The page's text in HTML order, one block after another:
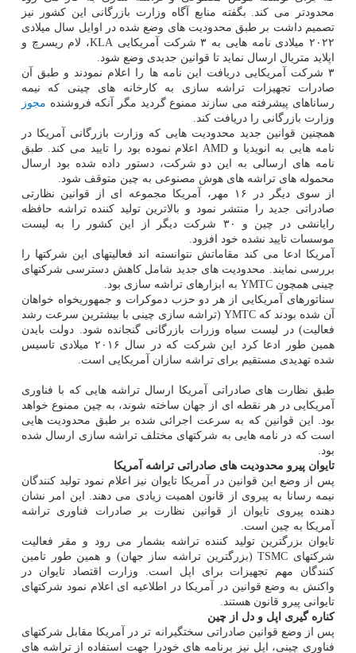
محدودتر می کند. بگفته منابع آگاه وزارت بازرگانی این کشور نیز
تصمیم داشت بر طبق محدودیت های وضع شده در اوایل سال میلادی
۲۰۲۲ میلادی نامه هایی به ۳ شرکت آمریکایی KLA، لام ریسرچ و
اپلاید متریال ارسال نماید تا قوانین جدیدی وضع شود.
۳ شرکت آمریکایی دریافت این نامه ها را اعلام نمودند و طبق آن
صادرات تجهیزات تراشه سازی به کارخانه های چینی که نیمه
رساناهای پیشرفته می سازند ممنوع گردید مگر آنکه فروشنده مجوز
وزارت بازرگانی را دریافت کند.
همچنین قوانین جدید محدودیت هایی که وزارت بازرگانی آمریکا در
نامه هایی به انویدیا و AMD اعلام نموده بود را تایید می کند. طبق
نامه های ارسالی به این دو شرکت، دستور داده شده بود ارسال
محموله های تراشه های هوش مصنوعی به چین متوقف شود.
از سوی دیگر در ۱۶ مهر، آمریکا مجموعه ای از قوانین نظارتی
صادراتی جدید را منتشر نمود و بالاترین تولید کننده تراشه حافظه
رایانشی در چین و ۳۰ شرکت دیگر از این کشور را به لیست
موسسات تایید نشده خود افزود.
آمریکا ادعا می کند مقاماتش نتوانسته اند فعالیتهای این شرکتها را
بررسی نمایند. محدودیت های جدید شامل کاهش دسترسی شرکتهای
چینی همچون YMTC به ابزارهای تراشه سازی بود.
سناتورهای آمریکایی از هر دو حزب دموکرات و جمهوریخواه خواهان
آن شده بودند که YMTC (تراشه سازی چینی با بیشترین سرعت رشد
فعالیت) در لیست سیاه وزرات بازرگانی گنجانده شود. دولت بایدن
همین طور ادعا کرد این شرکت که در سال ۲۰۱۶ میلادی تاسیس
شده تهدیدی مستقیم برای تراشه سازان آمریکایی است.
طبق نظارت های صادراتی آمریکا ارسال تراشه هایی که با فناوری
آمریکایی در هر نقطه ای از جهان ساخته شوند، به چین ممنوع خواهد
بود. این قوانین که به سرعت اجرائی شده بر طبق محدودیت هایی
است که در نامه هایی به شرکتهای مختلف تراشه سازی ارسال شده
بود.
تایوان پیرو محدودیت های صادراتی تراشه آمریکا
پس از وضع این قوانین در آمریکا تایوان نیز اعلام نمود تولید کنندگان
نیمه رسانا به پیروی از قانون اهمیت زیادی می دهند. این امر نشان
دهنده پیروی تایوان از قوانین نظارت بر صادرات فناوری تراشه
آمریکا به چین است.
تایوان بزرگترین تولید کننده تراشه بشمار می رود و مقر فعالیت
شرکتهای TSMC (بزرگترین تراشه ساز جهان) و همین طور تامین
کنندگان مهم تجهیزات برای اپل است. وزارت اقتصاد تایوان در
واکنش به وضع قوانین در آمریکا در اطلاعیه ای اعلام نمود شرکتهای
تایوانی پیرو قانون هستند.
کناره گیری اپل و دل از چین
پس از وضع قوانین صادراتی سختگیرانه تر در آمریکا مقابل شرکتهای
فناوری چینی، اپل نیز برنامه های خودرا جهت استفاده از تراشه های